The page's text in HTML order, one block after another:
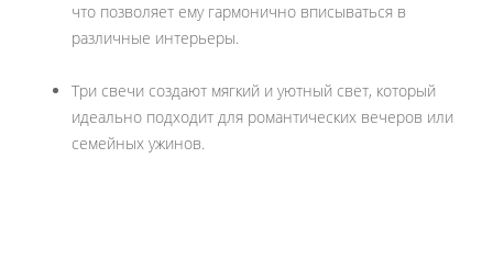
что позволяет ему гармонично вписываться в
различные интерьеры.
Три свечи создают мягкий и уютный свет, который
идеально подходит для романтических вечеров или
семейных ужинов.